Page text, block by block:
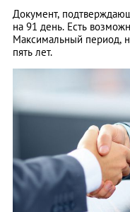
Документ,
на 91 день. Есть
Максимальный период,
пять лет.